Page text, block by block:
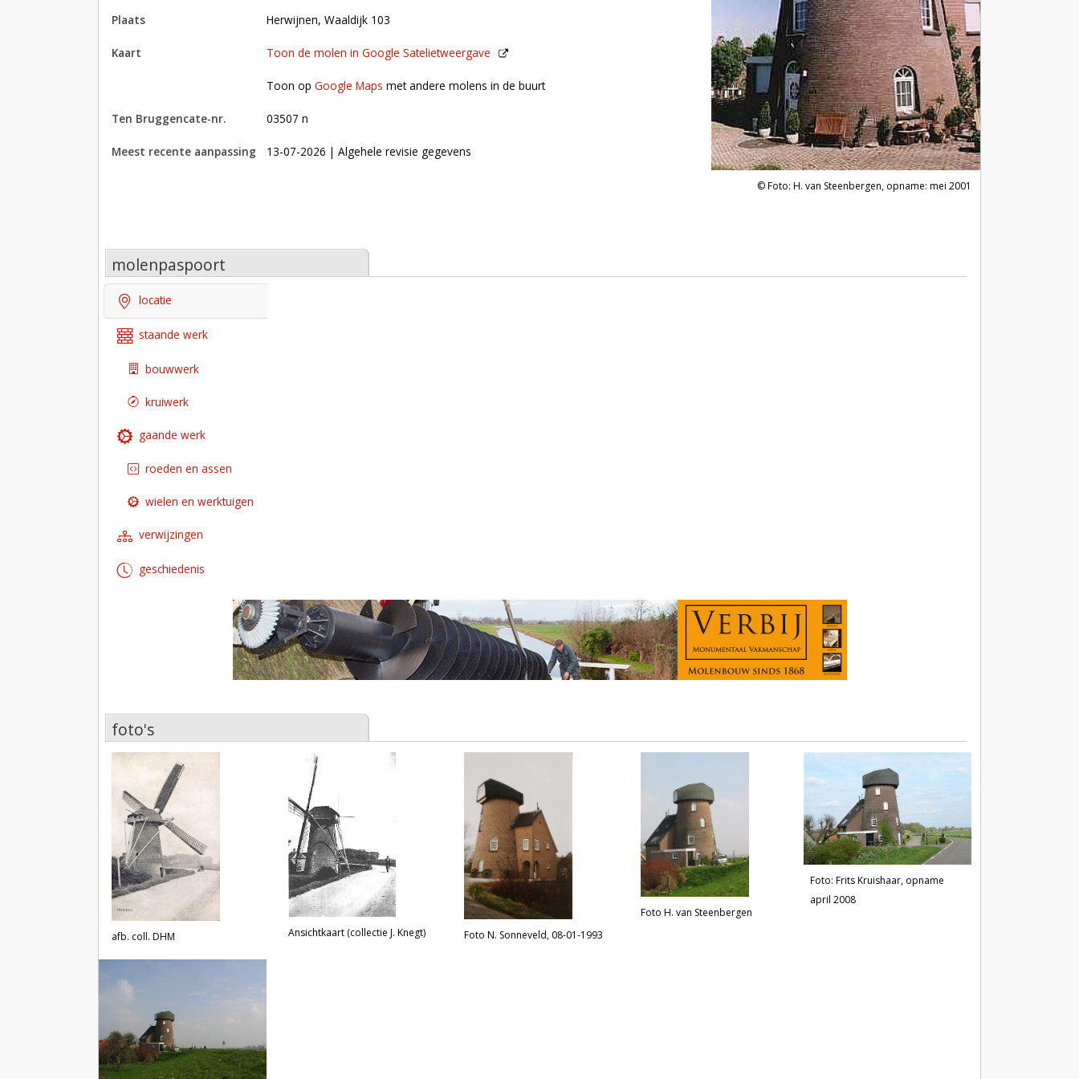
plaats Herwijnen, Waaldijk 103
kaart Toon de molen in Google Satelietweergave
Toon op Google Maps met andere molens in de buurt
Toon op Google Maps met andere molens in de buurt
Ten Bruggencate-nr. 03507 n
Meest recente aanpassing 13-07-2026 | Algehele revisie gegevens
Foto: H. van Steenbergen, opname: mei 2001
molenpaspoort
locatie
staande werk
bouwwerk
kruiwerk
gaande werk
roeden en assen
wielen en werktuigen
verwijzingen
geschiedenis
foto's
foto's
afb. coll. DHM Ansichtkaart (collectie J. Knegt) Foto N. Sonneveld, 08-01-1993
Foto H. van Steenbergen
Foto: Frits Kruishaar, opname
april 2008